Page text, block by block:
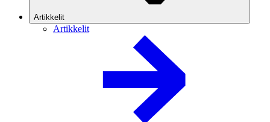
Artikkelit
Artikkelit